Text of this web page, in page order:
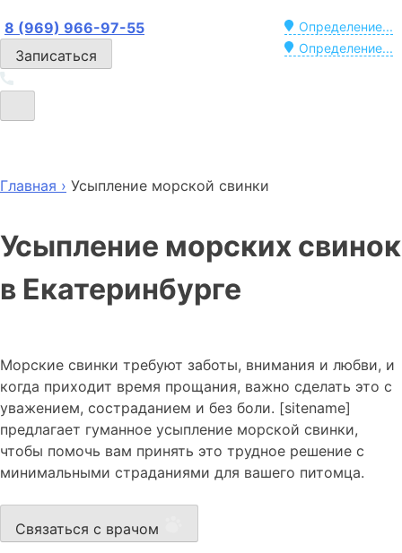
Определение...
8 (969) 966-97-55
Определение...
Записаться
Главная › Усыпление морской свинки
Усыпление морских свинок
в Екатеринбурге
Морские свинки требуют заботы, внимания и любви, и
когда приходит время прощания, важно сделать это с
уважением, состраданием и без боли. [sitename]
предлагает гуманное усыпление морской свинки,
чтобы помочь вам принять это трудное решение с
минимальными страданиями для вашего питомца.
Связаться с врачом